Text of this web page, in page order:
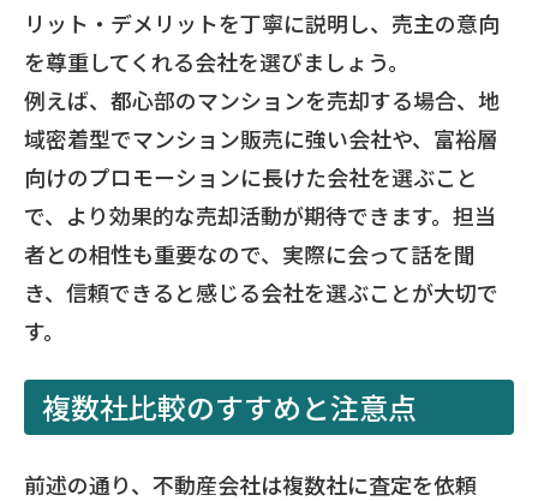
リット・デメリットを丁寧に説明し、売主の意向
を尊重してくれる会社を選びましょう。
例えば、都心部のマンションを売却する場合、地
域密着型でマンション販売に強い会社や、富裕層
向けのプロモーションに長けた会社を選ぶこと
で、より効果的な売却活動が期待できます。担当
者との相性も重要なので、実際に会って話を聞
き、信頼できると感じる会社を選ぶことが大切で
す。
複数社比較のすすめと注意点
前述の通り、不動産会社は複数社に査定を依頼